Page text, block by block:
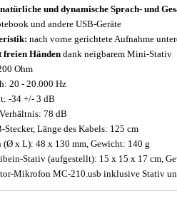
und dynamische Sprach- und
und andere USB-Geräte
nach vorne gerichtete Aufnahme
freien Händen dank neigbarem Mini-Stativ
Ohm
20 - 20.000 Hz
-34 +/- 3 dB
78 dB
Stecker, Länge des Kabels: 125 cm
x L): 48 x 130 mm, Gewicht: 140 g
Stativ (aufgestellt): 15 x 15 x 17 cm,
Mikrofon MC-210.usb inklusive Stativ